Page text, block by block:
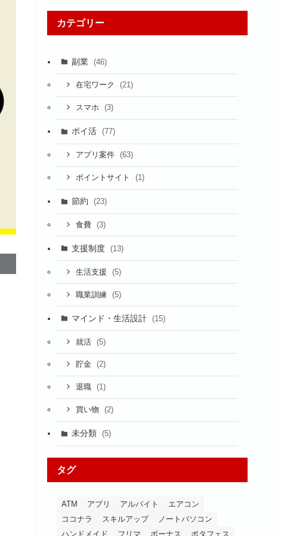
カテゴリー
副業 (46)
在宅ワーク (21)
スマホ (3)
ポイ活 (77)
アプリ案件 (63)
ポイントサイト (1)
節約 (23)
食費 (3)
支援制度 (13)
生活支援 (5)
職業訓練 (5)
マインド・生活設計 (15)
就活 (5)
貯金 (2)
退職 (1)
買い物 (2)
未分類 (5)
タグ
ATM アプリ アルバイト
エアコン
ココナラ
スキルアップ
ノートパソコン
ハンドメイド
フリマ ボーナス ポタフェス